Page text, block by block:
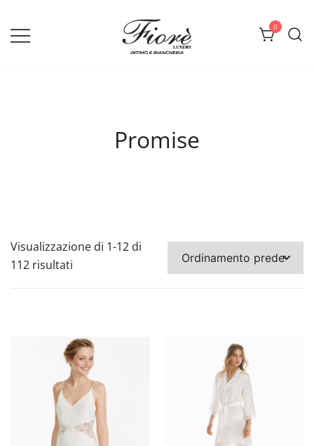
contenuto
0
Promise
Visualizzazione di 1-12 di
112 risultati